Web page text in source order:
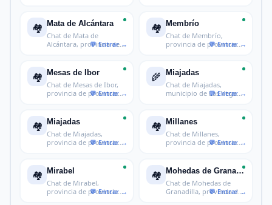
🏘️ Mata de Alcántara
Chat de Mata de
Alcántara, provincia de
🏘️ Membrío
Chat de Membrío,
provincia de provincia
🏘️ Mesas de Ibor
Chat de Mesas de Ibor,
provincia de provincia
🌾 Miajadas
Chat de Miajadas,
municipio de Las Vegas
🏘️ Miajadas
Chat de Miajadas,
provincia de provincia
🏘️ Millanes
Chat de Millanes,
provincia de provincia
🏘️ Mirabel
Chat de Mirabel,
provincia de provincia
🏘️ Mohedas de Granadilla
Chat de Mohedas de
Granadilla, provincia de